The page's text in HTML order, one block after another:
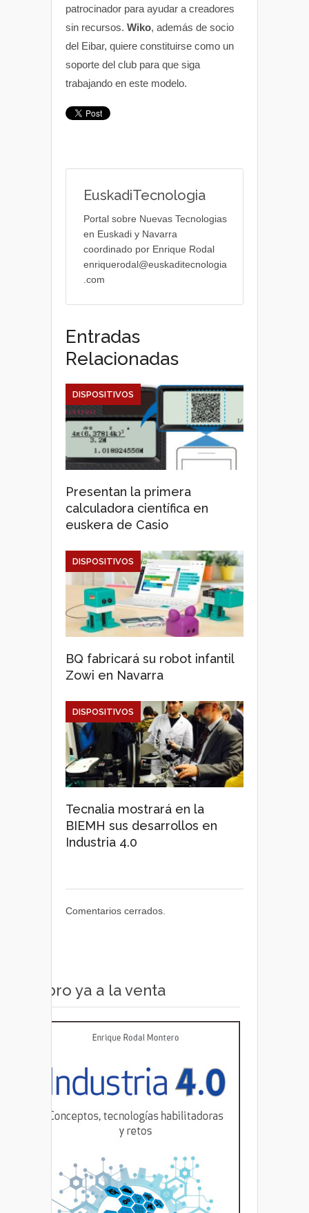
patrocinador para ayudar a creadores
sin recursos. Wiko, además de socio
del Eibar, quiere constituirse como un
soporte del club para que siga
trabajando en este modelo.
EuskadiTecnologia
Portal sobre Nuevas Tecnologias
en Euskadi y Navarra
coordinado por Enrique Rodal
enriquerodal@euskaditecnologia
.com
Entradas
Relacionadas
Presentan la primera
calculadora científica en
euskera de Casio
DISPOSITIVOS
BQ fabricará su robot infantil
Zowi en Navarra
DISPOSITIVOS
Tecnalia mostrará en la
BIEMH sus desarrollos en
Industria 4.0
DISPOSITIVOS
Comentarios cerrados.
Libro ya a la venta